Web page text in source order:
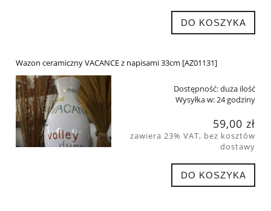
DO KOSZYKA
Wazon ceramiczny VACANCE z napisami 33cm [AZ01131]
Dostępność:duża ilość
Wysyłka w:24 godziny
59,00 zł
zawiera 23% VAT, bez kosztów
dostawy
DO KOSZYKA